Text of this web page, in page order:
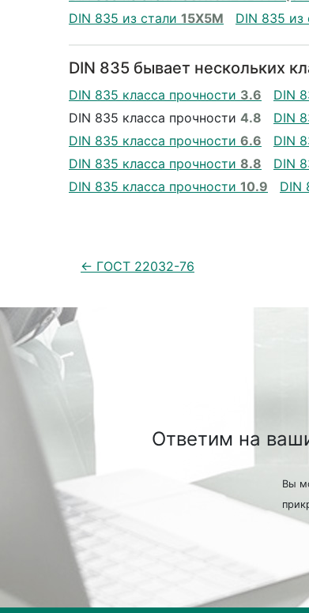
DIN 835 из стали 15Х5М DIN 835 из
DIN 835 бывает нескольких
DIN 835 класса прочности 3.6 DIN
DIN 835 класса прочности 4.8 DIN
DIN 835 класса прочности 6.6 DIN
DIN 835 класса прочности 8.8 DIN
DIN 835 класса прочности 10.9 DIN
← ГОСТ 22032-76
Ответим на
Вы